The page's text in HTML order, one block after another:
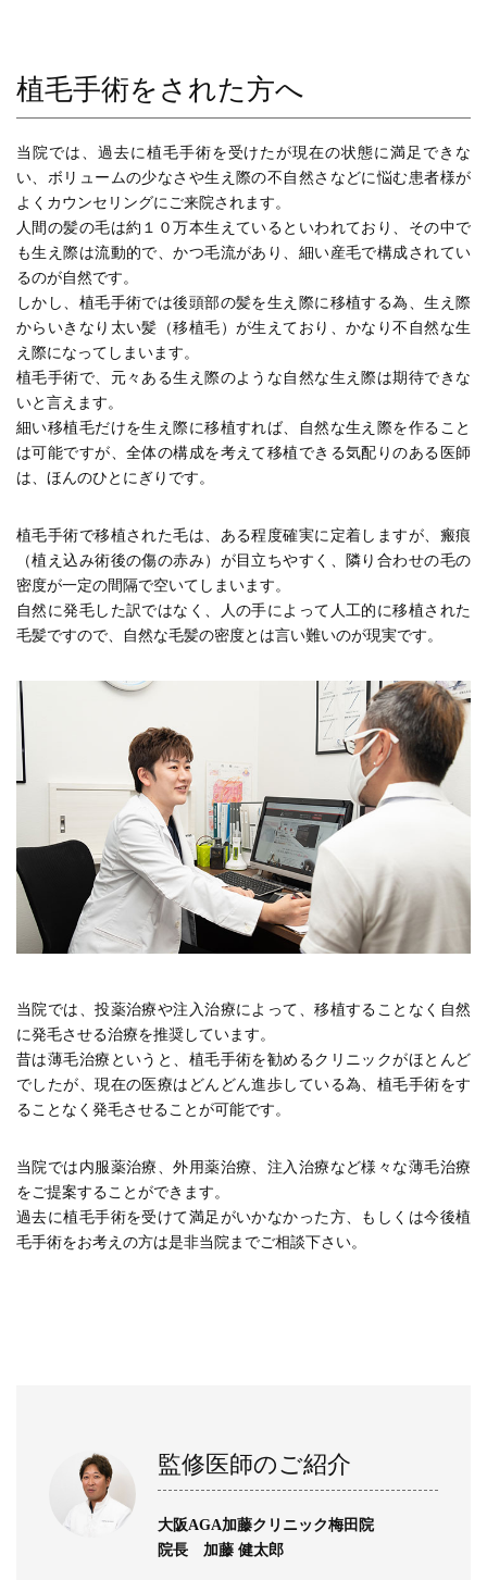
植毛手術をされた方へ
当院では、過去に植毛手術を受けたが現在の状態に満足できな
い、ボリュームの少なさや生え際の不自然さなどに悩む患者様が
よくカウンセリングにご来院されます。
人間の髪の毛は約１０万本生えているといわれており、その中で
も生え際は流動的で、かつ毛流があり、細い産毛で構成されてい
るのが自然です。
しかし、植毛手術では後頭部の髪を生え際に移植する為、生え際
からいきなり太い髪（移植毛）が生えており、かなり不自然な生
え際になってしまいます。
植毛手術で、元々ある生え際のような自然な生え際は期待できな
いと言えます。
細い移植毛だけを生え際に移植すれば、自然な生え際を作ること
は可能ですが、全体の構成を考えて移植できる気配りのある医師
は、ほんのひとにぎりです。
植毛手術で移植された毛は、ある程度確実に定着しますが、瘢痕
（植え込み術後の傷の赤み）が目立ちやすく、隣り合わせの毛の
密度が一定の間隔で空いてしまいます。
自然に発毛した訳ではなく、人の手によって人工的に移植された
毛髪ですので、自然な毛髪の密度とは言い難いのが現実です。
当院では、投薬治療や注入治療によって、移植することなく自然
に発毛させる治療を推奨しています。
昔は薄毛治療というと、植毛手術を勧めるクリニックがほとんど
でしたが、現在の医療はどんどん進歩している為、植毛手術をす
ることなく発毛させることが可能です。
当院では内服薬治療、外用薬治療、注入治療など様々な薄毛治療
をご提案することができます。
過去に植毛手術を受けて満足がいかなかった方、もしくは今後植
毛手術をお考えの方は是非当院までご相談下さい。
監修医師のご紹介
大阪AGA加藤クリニック梅田院
院長 加藤 健太郎